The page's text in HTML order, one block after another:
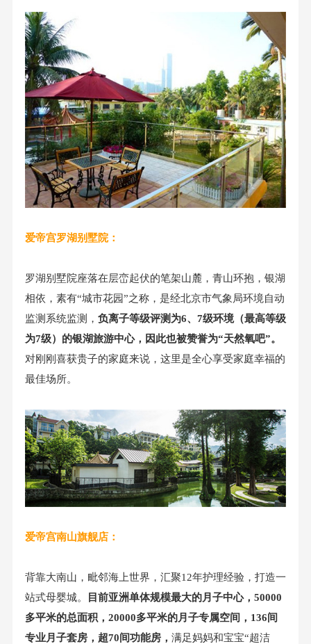
爱帝宫罗湖别墅院：
罗湖别墅院座落在层峦起伏的笔架山麓，青山环抱，银湖
相依，素有“城市花园”之称，是经北京市气象局环境自动
监测系统监测， 负离子等级评测为6、7级环境（最高等级
为7级）的银湖旅游中心，因此也被赞誉为“天然氧吧”。
对刚刚喜获贵子的家庭来说，这里是全心享受家庭幸福的
最佳场所。
爱帝宫南山旗舰店：
背靠大南山，毗邻海上世界，汇聚12年护理经验，打造一
站式母婴城。
目前亚洲单体规模最大的月子中心，50000
多平米的总面积，20000多平米的月子专属空间，136间
专业月子套房，超70间功能房， 满足妈妈和宝宝“超洁